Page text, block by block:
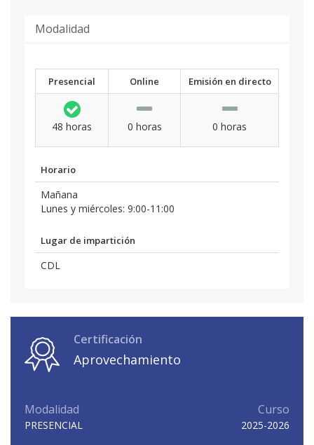
Modalidad
Presencial Online Emisión en directo
48 horas 0 horas 0 horas
Horario
Mañana
Lunes y miércoles: 9:00-11:00
Lugar de impartición
CDL
Certificación
Aprovechamiento
Modalidad
PRESENCIAL
Curso
2025-2026